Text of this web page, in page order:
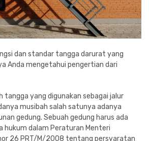
dan standar tangga darurat yang
Anda mengetahui pengertian dari
tangga yang digunakan sebagai jalur
musibah salah satunya adanya
gedung. Sebuah gedung harus ada
hukum dalam Peraturan Menteri
26 PRT/M/2008 tentang persyaratan